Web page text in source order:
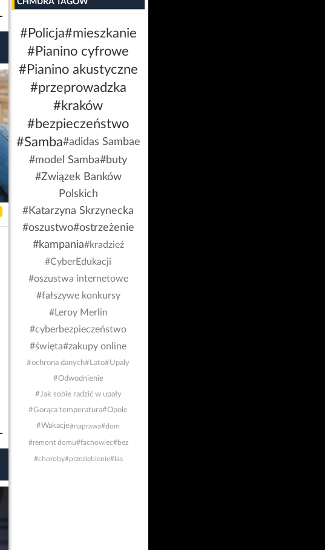
CHMURA TAGÓW
#Policja#mieszkanie
#Pianino cyfrowe
#Pianino akustyczne
#przeprowadzka
#kraków
#bezpieczeństwo
#Samba#adidas Sambae
#model Samba#buty
#Związek Banków
Polskich
#Katarzyna Skrzynecka
#oszustwo#ostrzeżenie
#kampania#kradzież
#CyberEdukacji
#oszustwa internetowe
#fałszywe konkursy
#Leroy Merlin
#cyberbezpieczeństwo
#święta#zakupy online
#ochrona danych#Lato#Upaly
#Odwodnienie
#Jak sobie radzić w upały
#Gorąca temperatura#Opole
#Wakacje#naprawa#dom
#remont domu#fachowiec#bez
#choroby#przeziębienie#las